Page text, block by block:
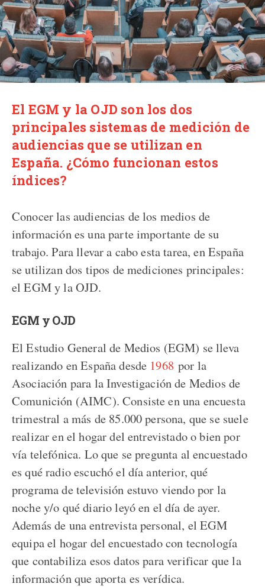
El EGM y la OJD son los dos
principales sistemas de medición de
audiencias que se utilizan en
España. ¿Cómo funcionan estos
índices?
Conocer las audiencias de los medios de
información es una parte importante de su
trabajo. Para llevar a cabo esta tarea, en España
se utilizan dos tipos de mediciones principales:
el EGM y la OJD.
EGM y OJD
El Estudio General de Medios (EGM) se lleva
realizando en España desde 1968 por la
Asociación para la Investigación de Medios de
Comunición (AIMC). Consiste en una encuesta
trimestral a más de 85.000 persona, que se suele
realizar en el hogar del entrevistado o bien por
vía telefónica. Lo que se pregunta al encuestado
es qué radio escuchó el día anterior, qué
programa de televisión estuvo viendo por la
noche y/o qué diario leyó en el día de ayer.
Además de una entrevista personal, el EGM
equipa el hogar del encuestado con tecnología
que contabiliza esos datos para verificar que la
información que aporta es verídica.